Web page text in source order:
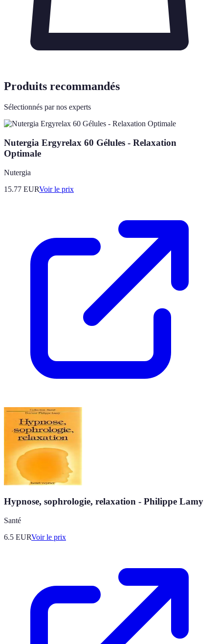
Produits recommandés
Sélectionnés par nos experts
Nutergia Ergyrelax 60 Gélules - Relaxation
Optimale
Nutergia
15.77 EURVoir le prix
Hypnose, sophrologie, relaxation - Philippe Lamy
Santé
6.5 EURVoir le prix